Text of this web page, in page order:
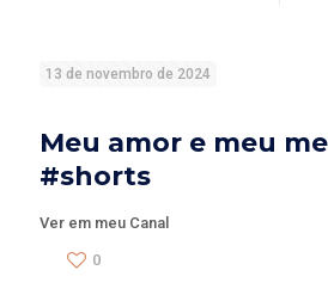
13 de novembro de 2024
Meu amor e meu
#shorts
Ver em meu Canal
0